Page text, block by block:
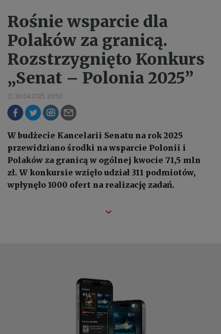
Rośnie wsparcie dla
Polaków za granicą.
Rozstrzygnięto Konkurs
„Senat – Polonia 2025”
30.04.2025 20:50
W budżecie Kancelarii Senatu na rok 2025
przewidziano środki na wsparcie Polonii i
Polaków za granicą w ogólnej kwocie 71,5 mln
zł. W konkursie wzięło udział 311 podmiotów,
wpłynęło 1000 ofert na realizację zadań.